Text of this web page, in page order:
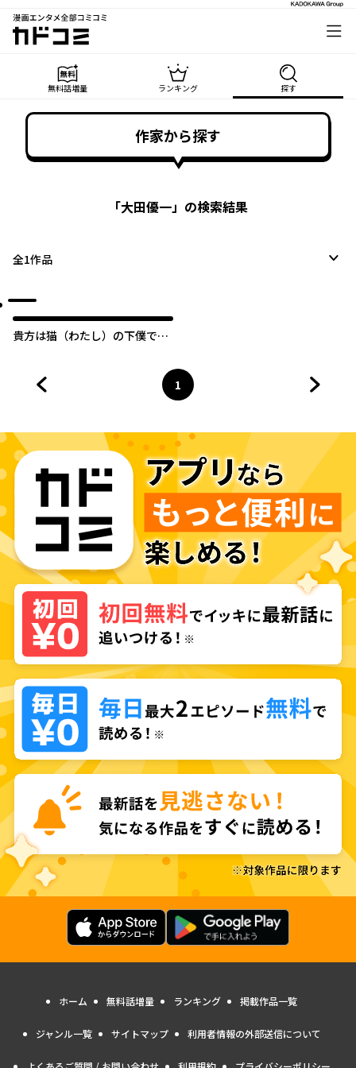
漫画エンタメ全部コミコミ
カドコミ
無料話増量 ランキング 探す
作家から探す
「大田優一」の検索結果
全1作品
貴方は猫（わたし）の下僕です
ページ
1
へ
ホーム 無料話増量 ランキング 掲載作品一覧
ジャンル一覧 サイトマップ 利用者情報の外部送信について